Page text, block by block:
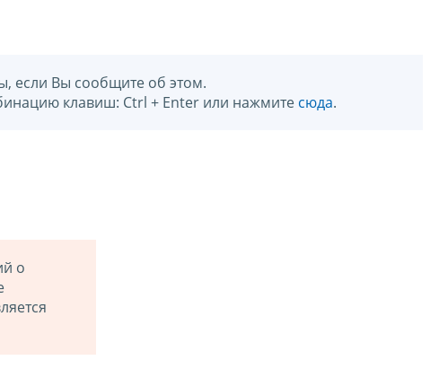
если Вы сообщите об этом.
клавиш: Ctrl + Enter или нажмите сюда.
о